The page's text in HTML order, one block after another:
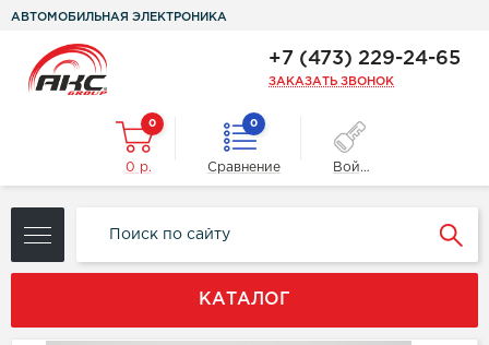
АВТОМОБИЛЬНАЯ ЭЛЕКТРОНИКА
+7 (473) 229-24-65
ЗАКАЗАТЬ ЗВОНОК
0
0 р.
0
Сравнение Войти
КАТАЛОГ